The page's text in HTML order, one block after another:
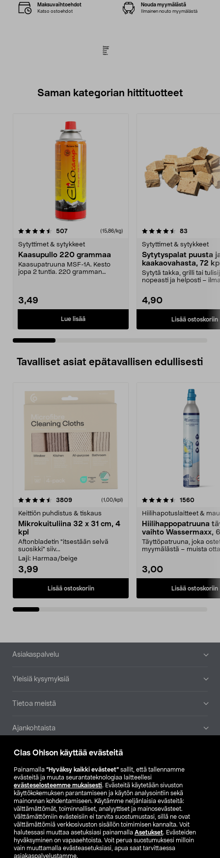
Clas Ohlson käyttää evästeitä
Painamalla ”Hyväksy kaikki evästeet” sallit, että tallennamme
evästeitä ja muuta seurantateknologiaa laitteellesi
evästeselosteemme mukaisesti. Evästeitä käytetään sivuston
käyttökokemuksen parantamiseen ja käytön analysointiin sekä
mainonnan kohdentamiseen. Käytämme neljänlaisia evästeitä:
välttämättömät, toiminnalliset, analyyttiset ja mainosevästeet.
Välttämättömiin evästeisiin ei tarvita suostumustasi, sillä ne ovat
välttämättömiä verkkosivuston sisällön toimimisen kannalta. Voit
halutessasi muuttaa asetuksiasi painamalla Asetukset. Evästeiden
hyväksyminen on vapaaehtoista. Voit perua suostumuksesi milloin
vain muuttamalla evästeasetuksiasi, apua saat tarvittaessa
asiakaspalvelustamme.
Maksuvaihtoehdot
Katso ostoehdot
Nouda myymälästä
Ilmainen nouto myymälästä
Saman kategorian hittituotteet
507arvostelut (15,86/kg)
Sytyttimet & sytykkeet
Kaasupullo 220 grammaa
Kaasupatruuna MSF-1A. Kesto
jopa 2 tuntia. 220 gramman
3,49
Lue lisää
4.5 viidestä
83
Sytyttimet & sytykkeet
Sytytyspalat puusta
kaakaovahasta, 72
Sytytä takka, grilli tai
nopeasti ja helposti –
4,90
Lisää ostoskoriin
4.5 viidestä
Tavalliset asiat epätavallisen edullisesti
3809arvostelut (1,00/kpl)
Keittiön puhdistus & tiskaus
Mikrokuituliina 32 x 31 cm, 4
kpl
Aftonbladetin "itsestään selvä
suosikki" siiv...
Laji: Harmaa/beige
3,99
Lisää ostoskoriin
4.5viidestä
1560
Hiilihapotuslaitteet &
Hiilihappopatruuna
vaihto Wassermaxx,
Täyttöpatruuna, joka
myymälästä – muista
3,00
Lisää ostoskoriin
4.5viidestä
Alatunniste
Asiakaspalvelu
Yleisiä kysymyksiä
Tietoa meistä
Ajankohtaista
Muut yrityksemme
Etsi myymälä
SE NO FI
FI SV